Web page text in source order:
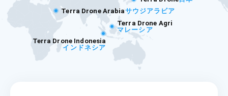
Terra Drone Arabiaサウジアラビア
Terra Drone Agri
マレーシア
Terra Drone Indonesia
インドネシア